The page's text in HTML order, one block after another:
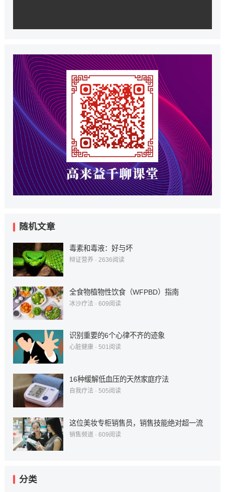
随机文章
毒素和毒液：好与坏
辩证营养 · 2636阅读
全食物植物性饮食（WFPBD）指南
冰沙疗法 · 609阅读
识别重要的6个心律不齐的迹象
心脏健康· 501阅读
16种缓解低血压的天然家庭疗法
自我疗法 · 505阅读
这位美妆专柜销售员，销售技能绝对超一流
销售频道· 609阅读
分类